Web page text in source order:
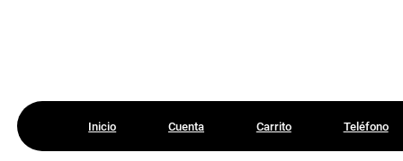
Inicio Cuenta Carrito Teléfono